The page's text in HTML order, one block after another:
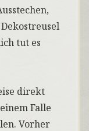
tut es
direkt
Falle
Vorher